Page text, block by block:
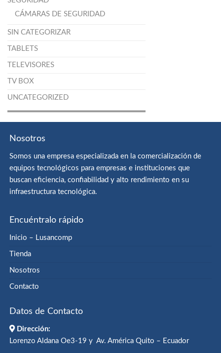
CÁMARAS DE SEGURIDAD
SIN CATEGORIZAR
TABLETS
TELEVISORES
TV BOX
UNCATEGORIZED
Nosotros
Somos una empresa especializada en la comercialización de
equipos tecnológicos para empresas e instituciones que
buscan eficiencia, confiabilidad y alto rendimiento en su
infraestructura tecnológica.
Encuéntralo rápido
Inicio – Lusancomp
Tienda
Nosotros
Contacto
Datos de Contacto
Dirección:
Lorenzo Aldana Oe3-19 y Av. América Quito – Ecuador